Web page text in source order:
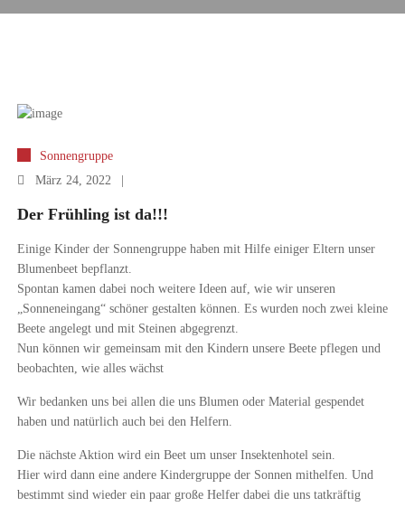
Sonnengruppe
März 24, 2022
Der Frühling ist da!!!
Einige Kinder der Sonnengruppe haben mit Hilfe einiger Eltern unser
Blumenbeet bepflanzt.
Spontan kamen dabei noch weitere Ideen auf, wie wir unseren
„Sonneneingang“ schöner gestalten können. Es wurden noch zwei kleine
Beete angelegt und mit Steinen abgegrenzt.
Nun können wir gemeinsam mit den Kindern unsere Beete pflegen und
beobachten, wie alles wächst
Wir bedanken uns bei allen die uns Blumen oder Material gespendet
haben und natürlich auch bei den Helfern.
Die nächste Aktion wird ein Beet um unser Insektenhotel sein.
Hier wird dann eine andere Kindergruppe der Sonnen mithelfen. Und
bestimmt sind wieder ein paar große Helfer dabei die uns tatkräftig